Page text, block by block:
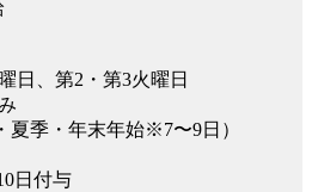
日、第2・第3火曜日
夏季・年末年始※7〜9日）
日付与